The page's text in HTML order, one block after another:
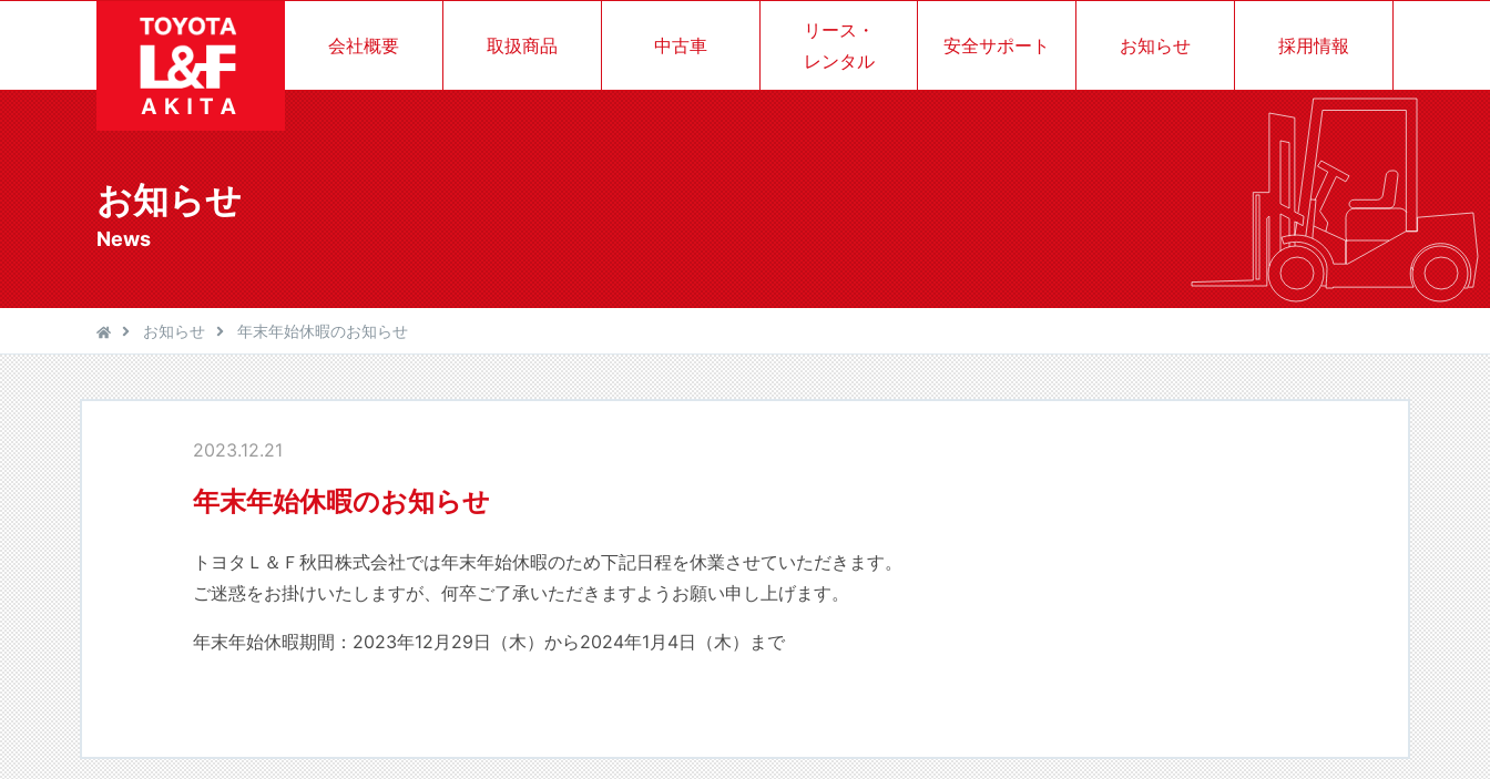
会社概要 取扱商品 中古車
リース・
レンタル
安全サポート お知らせ 採用情報
お知らせ
News
お知らせ 年末年始休暇のお知らせ
2023.12.21
年末年始休暇のお知らせ
トヨタＬ＆Ｆ秋田株式会社では年末年始休暇のため下記日程を休業させていただきます。
ご迷惑をお掛けいたしますが、何卒ご了承いただきますようお願い申し上げます。
年末年始休暇期間：2023年12月29日（木）から2024年1月4日（木）まで